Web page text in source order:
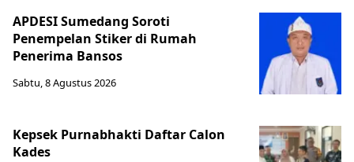
APDESI Sumedang Soroti
Penempelan Stiker di Rumah
Penerima Bansos
Sabtu, 8 Agustus 2026
Kepsek Purnabhakti Daftar Calon
Kades